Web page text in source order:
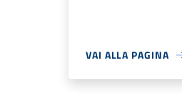
VAI ALLA PAGINA